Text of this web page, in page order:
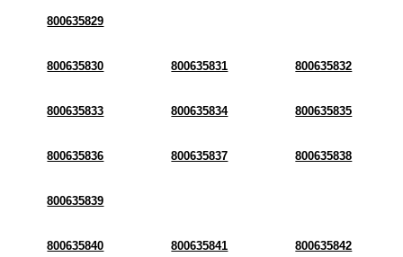
800635829
800635830 800635831 800635832
800635833 800635834 800635835
800635836 800635837 800635838
800635839
800635840 800635841 800635842